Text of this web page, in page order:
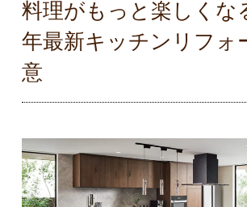
料理がもっと楽しくな
年最新キッチンリフォ
意